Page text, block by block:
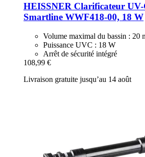
HEISSNER Clarificateur
Smartline WWF418-​00, 18 W
Volume maximal du bassin : 20
Puissance UVC : 18 W
Arrêt de sécurité intégré
108,99 €
Livraison gratuite jusqu’au 14 août